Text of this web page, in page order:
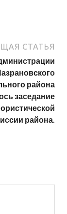
СТАТЬЯ
района
заседание
района.